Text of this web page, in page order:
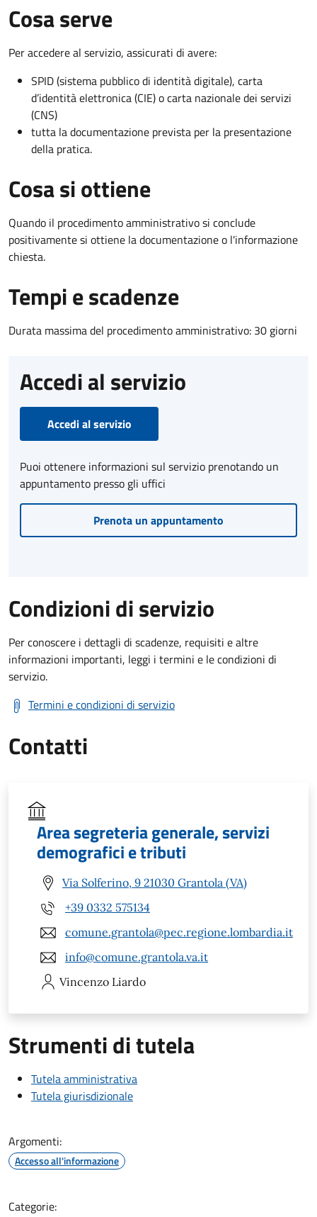
Cosa serve
Per accedere al servizio, assicurati di avere:
SPID (sistema pubblico di identità digitale), carta
d’identità elettronica (CIE) o carta nazionale dei servizi
(CNS)
tutta la documentazione prevista per la presentazione
della pratica.
Cosa si ottiene
Quando il procedimento amministrativo si conclude
positivamente si ottiene la documentazione o l'informazione
chiesta.
Tempi e scadenze
Durata massima del procedimento amministrativo: 30 giorni
Accedi al servizio
Accedi al servizio
Puoi ottenere informazioni sul servizio prenotando un
appuntamento presso gli uffici
Prenota un appuntamento
Condizioni di servizio
Per conoscere i dettagli di scadenze, requisiti e altre
informazioni importanti, leggi i termini e le condizioni di
servizio.
Termini e condizioni di servizio
Contatti
Area segreteria generale, servizi
demografici e tributi
Via Solferino, 9 21030 Grantola (VA)
+39 0332 575134
comune.grantola@pec.regione.lombardia.it
info@comune.grantola.va.it
Vincenzo Liardo
Strumenti di tutela
Tutela amministrativa
Tutela giurisdizionale
Argomenti:
Accesso all'informazione
Categorie: